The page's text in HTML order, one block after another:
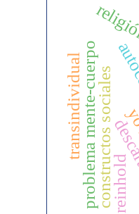
constructos sociales
problema mente-cuerpo
transindividual
reinhold